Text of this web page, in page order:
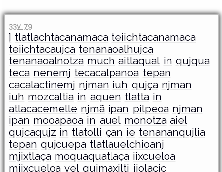
33v 79
] tlatlachtacanamaca teiichtacanamaca
teiichtacaujca tenanaoalhujca
tenanaoalnotza much aitlaqual in qujqua
teca nenemj tecacalpanoa tepan
cacalactinemj njman iuh qujça njman
iuh mozcaltia in aquen tlatta in
atlacacemelle njmã ipan pilpeoa njman
ipan mooapaoa in auel monotza aiel
qujcaqujz in tlatolli çan ie tenananqujlia
tepan qujcuepa tlatlauelchioanj
mjixtlaça moquaquatlaça iixcueloa
mjixcueloa vel qujmaxilti iiolaçic